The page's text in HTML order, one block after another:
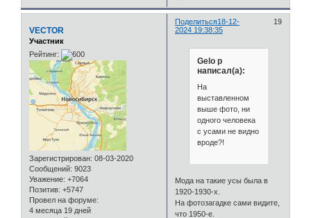
Поделиться 19
18-12-
2024 19:38:35
VECTOR
Участник
Рейтинг:
Зарегистрирован: 08-03-2020
Сообщений: 9023
Уважение: +7064
Позитив: +5747
Провел на форуме:
4 месяца 19 дней
Gelo p
написал(а):
На
выставленном
выше фото, ни
одного человека
с усами не видно
вроде?!
Мода на такие усы была в
1920-1930-х.
На фотозагадке сами видите,
что 1950-е.